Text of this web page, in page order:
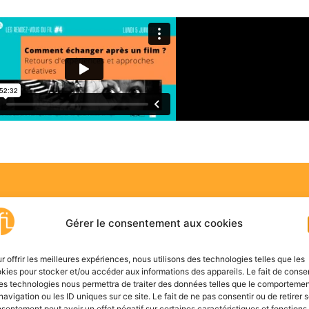
Gérer le consentement aux cookies
offrir les meilleures expériences, nous utilisons des technologies telles que les
pour stocker et/ou accéder aux informations des appareils. Le fait de
technologies nous permettra de traiter des données telles que le
ou les ID uniques sur ce site. Le fait de ne pas consentir ou de retirer
les 4 interventions
du cinéma Le Foyer à Bourg-
Cinéma.